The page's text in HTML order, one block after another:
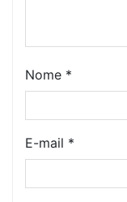
Nome *
E-mail *